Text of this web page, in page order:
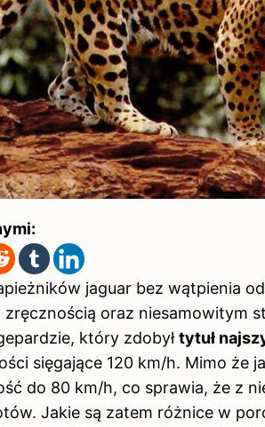
jaguar bez wątpienia
zręcznością oraz niesamowitym
który zdobyłtytuł
sięgające 120 km/h. Mimo że
do 80 km/h, co sprawia, że z
Jakie są zatem różnice w